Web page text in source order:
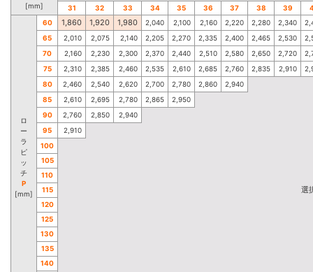
[mm]
31
32 33 34 35 36 37 38 39
ロ
ー
ラ
ピ
ッ
チ
P
[mm]
60 1,860 1,920 1,980 2,040 2,100 2,160 2,220 2,280 2,340
65
2,010 2,075 2,140 2,205 2,270 2,335 2,400 2,465 2,530
70
2,160 2,230 2,300 2,370 2,440 2,510 2,580 2,650 2,720
75
2,310 2,385 2,460 2,535 2,610 2,685 2,760 2,835 2,910
80
2,460 2,540 2,620 2,700 2,780 2,860
2,940
85
2,610 2,695 2,780 2,865
2,950
90
2,760 2,850
2,940
95
2,910
100
105
110
115
選
120
125
130
135
140